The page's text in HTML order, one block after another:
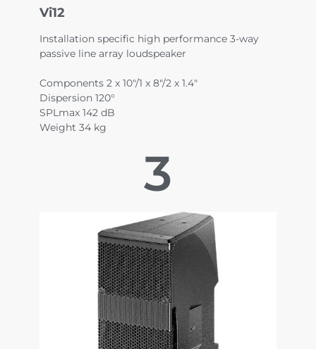
Vi12
Installation specific high performance 3-way
passive line array loudspeaker
Components 2 x 10"/1 x 8"/2 x 1.4"
Dispersion 120°
SPLmax 142 dB
Weight 34 kg
3